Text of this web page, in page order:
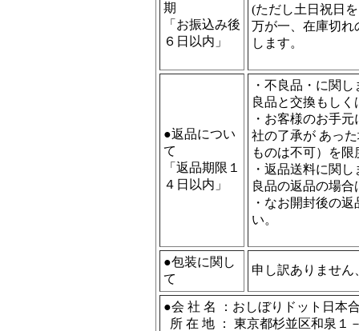
期
「お振込み後
６日以内」
(ただし土日祝日
万が一、在庫切れ
します。
●返品につい
て
「返品期限１
４日以内」
・不良品・に関
良品と交換もし
・お客様のお手
社の了承が あっ
ものは不可）を
・返品送料に関
良品の返品の場
・なお開封後の
い。
●包装に関し
て
申し訳ありませ
●会 社 名 ：おしぼりドット日本
所 在 地 ： 東京都杉並区和泉１